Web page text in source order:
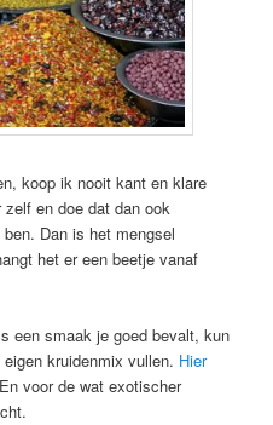
koop ik nooit kant en klare
en doe dat dan ook
Dan is het mengsel
het er een beetje vanaf
een smaak je goed bevalt, kun
kruidenmix vullen. Hier
voor de wat exotischer